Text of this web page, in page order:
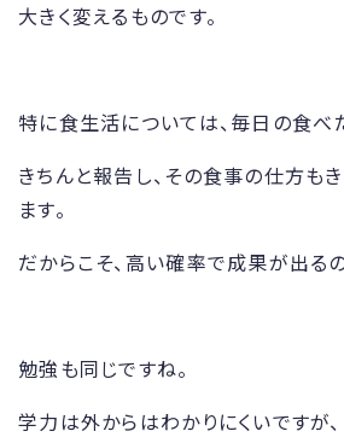
大きく変えるものです。
特に食生活については、毎日の食べ
きちんと報告し、その食事の仕方も
ます。
だからこそ、高い確率で成果が出る
勉強も同じですね。
学力は外からはわかりにくいですが、